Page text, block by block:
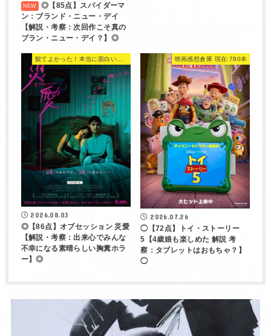
◎【85点】スパイダーマ
ン：ブランド・ニュー・デイ
【解説・考察：次回作こそ真の
ブラン・ニュー・デイ？】◎
2026.08.03
◎【86点】オブセッション 災愛
【解説・考察：出来心でみんな
不幸になる素晴らしい胸糞ホラ
ー】◎
映画感想倉庫 現在:780本
2026.07.26
◯【72点】トイ・ストーリー
5【4歳娘も楽しめた 解説 考
察：タブレットはおもちゃ？】
◯